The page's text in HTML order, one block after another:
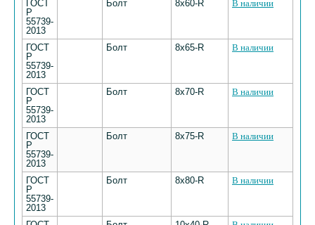
ГОСТ
Р
55739-
2013
Болт 8х60-R В наличии
ГОСТ
Р
55739-
2013
Болт 8х65-R В наличии
ГОСТ
Р
55739-
2013
Болт 8х70-R В наличии
ГОСТ
Р
55739-
2013
Болт 8х75-R В наличии
ГОСТ
Р
55739-
2013
Болт 8х80-R В наличии